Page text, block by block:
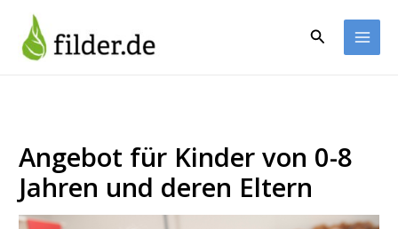
Inhalt
springen
Suchen
Angebot für Kinder von 0-8
Jahren und deren Eltern